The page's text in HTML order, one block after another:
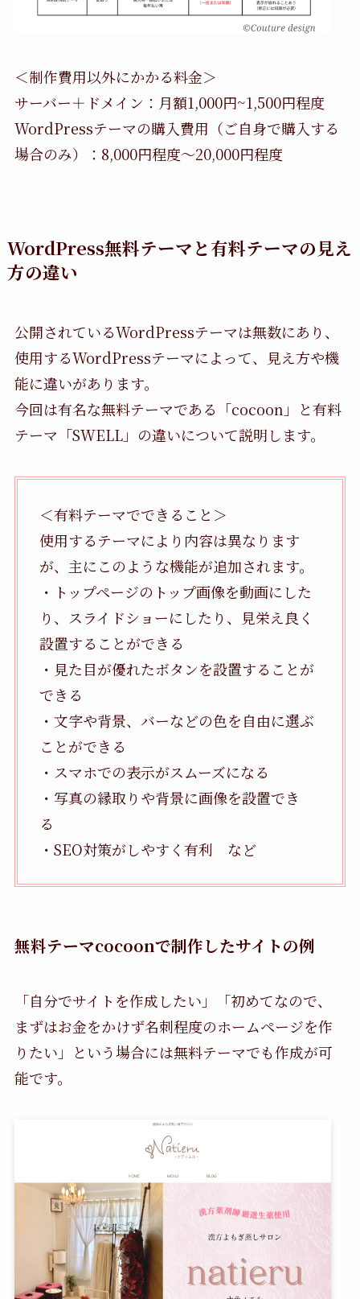
＜制作費用以外にかかる料金＞
サーバー＋ドメイン：月額1,000円~1,500円程度
WordPressテーマの購入費用（ご自身で購入する
場合のみ）：8,000円程度〜20,000円程度
WordPress無料テーマと有料テーマの見え
方の違い
公開されているWordPressテーマは無数にあり、
使用するWordPressテーマによって、見え方や機
能に違いがあります。
今回は有名な無料テーマである「cocoon」と有料
テーマ「SWELL」の違いについて説明します。
＜有料テーマでできること＞
使用するテーマにより内容は異なります
が、主にこのような機能が追加されます。
・トップページのトップ画像を動画にした
り、スライドショーにしたり、見栄え良く
設置することができる
・見た目が優れたボタンを設置することが
できる
・文字や背景、バーなどの色を自由に選ぶ
ことができる
・スマホでの表示がスムーズになる
・写真の縁取りや背景に画像を設置でき
る
・SEO対策がしやすく有利 など
無料テーマcocoonで制作したサイトの例
「自分でサイトを作成したい」「初めてなので、
まずはお金をかけず名刺程度のホームページを作
りたい」という場合には無料テーマでも作成が可
能です。